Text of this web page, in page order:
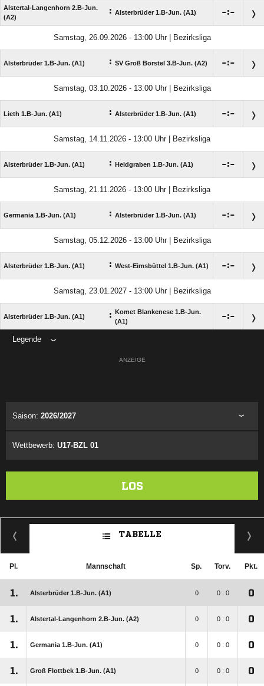
Alstertal-Langenhorn 2.B-Jun.
(A2)
: Alsterbrüder 1.B-Jun. (A1) :
Samstag, 26.09.2026 - 13:00 Uhr | Bezirksliga
Alsterbrüder 1.B-Jun. (A1) : SV Groß Borstel 3.B-Jun. (A2) :
Samstag, 03.10.2026 - 13:00 Uhr | Bezirksliga
Lieth 1.B-Jun. (A1) : Alsterbrüder 1.B-Jun. (A1) :
Samstag, 14.11.2026 - 13:00 Uhr | Bezirksliga
Alsterbrüder 1.B-Jun. (A1) : Heidgraben 1.B-Jun. (A1) :
Samstag, 21.11.2026 - 13:00 Uhr | Bezirksliga
Germania 1.B-Jun. (A1) : Alsterbrüder 1.B-Jun. (A1) :
Samstag, 05.12.2026 - 13:00 Uhr | Bezirksliga
Alsterbrüder 1.B-Jun. (A1) : West-Eimsbüttel 1.B-Jun. (A1) :
Samstag, 23.01.2027 - 13:00 Uhr | Bezirksliga
Alsterbrüder 1.B-Jun. (A1) :
Komet Blankenese 1.B-Jun.
(A1)
:
Legende
ANZEIGE
Saison: 2026/2027
Wettbewerb: U17-BZL 01
LOS
TABELLE
Pl. Mannschaft Sp. Torv. Pkt.
1. Alsterbrüder 1.B-Jun. (A1) 0 0 : 0 0
1. Alstertal-Langenhorn 2.B-Jun. (A2) 0 0 : 0 0
1. Germania 1.B-Jun. (A1) 0 0 : 0 0
1. Groß Flottbek 1.B-Jun. (A1) 0 0 : 0 0